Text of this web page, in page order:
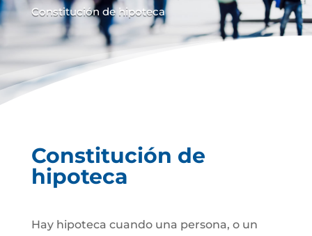
Constitución de hipoteca
Constitución de
hipoteca
Hay hipoteca cuando una persona, o un